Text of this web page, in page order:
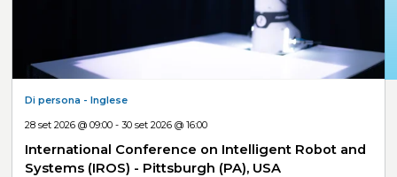
Di persona - Inglese
28 set 2026 @ 09:00 - 30 set 2026 @ 16:00
International Conference on Intelligent Robot and
Systems (IROS) - Pittsburgh (PA), USA